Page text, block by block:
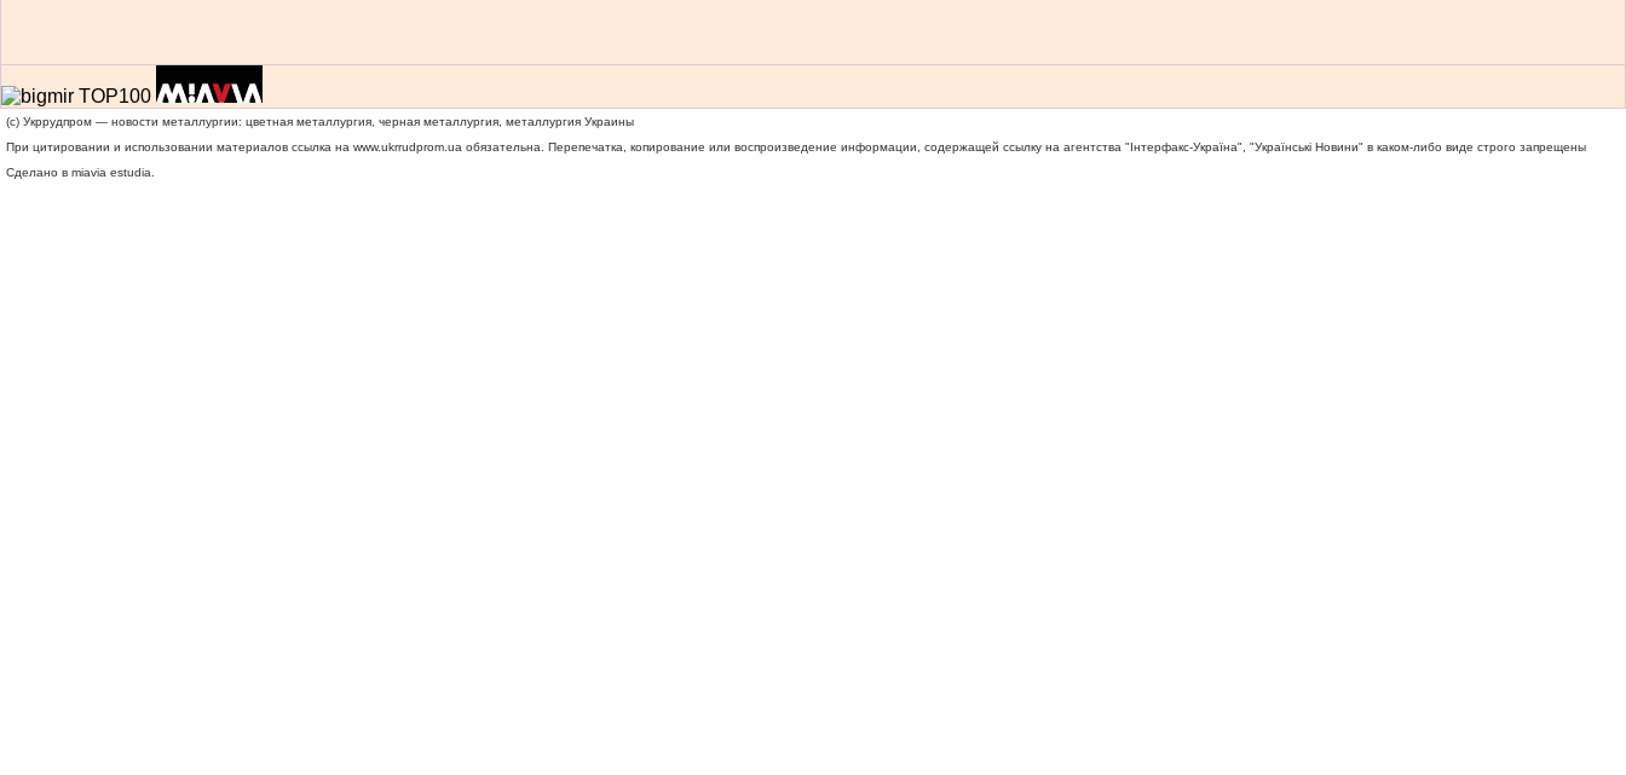
(c) Укррудпром — новости металлургии: цветная металлургия, черная металлургия, металлургия Украины
При цитировании и использовании материалов ссылка на www.ukrrudprom.ua обязательна. Перепечатка, копирование или воспроизведение информации, содержащей ссылку на агентства "Iнтерфакс-Україна", "Українськi Новини" в каком-либо виде строго запрещены
Сделано в miavia estudia.